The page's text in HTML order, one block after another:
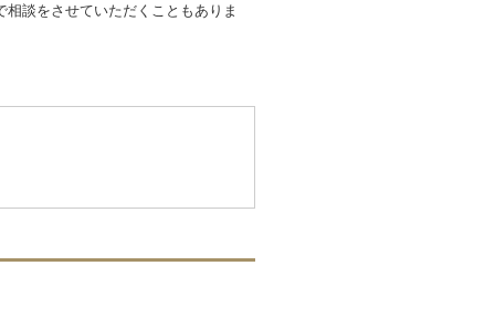
談をさせていただくこともありま